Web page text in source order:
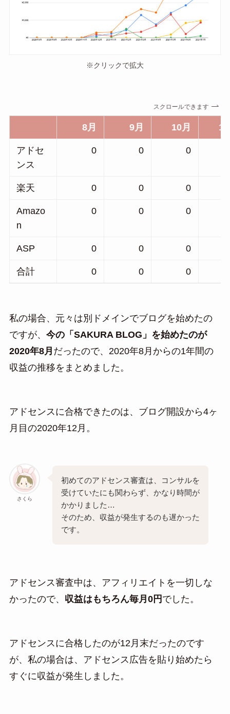
※クリックで拡大
スクロールできます
8月 9月 10月
アドセ
ンス
0 0 0
楽天 0 0 0
Amazo
n
0 0 0
ASP 0 0 0
合計 0 0 0
私の場合、元々は別ドメインでブログを始めたの
ですが、 今の「SAKURA BLOG」を始めたのが
2020年8月 だったので、2020年8月からの1年間の
収益の推移をまとめました。
アドセンスに合格できたのは、ブログ開設から4ヶ
月目の2020年12月。
さくら
初めてのアドセンス審査は、コンサルを
受けていたにも関わらず、かなり時間が
かかりました…
そのため、収益が発生するのも遅かった
です。
アドセンス審査中は、アフィリエイトを一切しな
かったので、 収益はもちろん毎月0円 でした。
アドセンスに合格したのが12月末だったのです
が、私の場合は、アドセンス広告を貼り始めたら
すぐに収益が発生しました。